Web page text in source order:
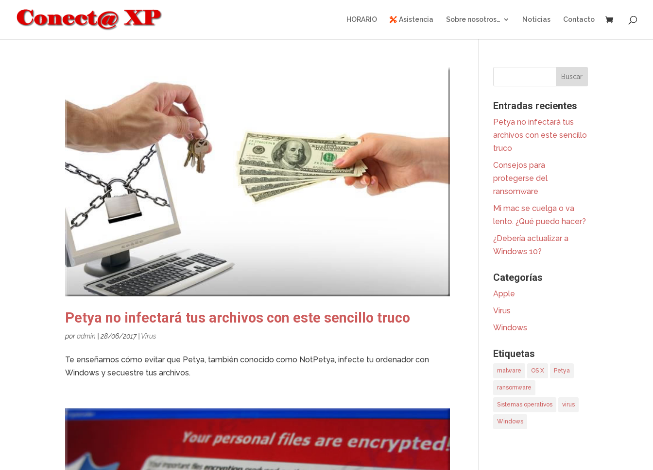
HORARIO Asistencia Sobre nosotros… Noticias Contacto
Petya no infectará tus archivos con este sencillo truco
poradmin |28/06/2017| Virus
Te enseñamos cómo evitar que Petya, también conocido como NotPetya, infecte tu ordenador con
Windows y secuestre tus archivos.
Entradas recientes
Petya no infectará tus
archivos con este sencillo
truco
Consejos para
protegerse del
ransomware
Mi mac se cuelga o va
lento. ¿Qué puedo hacer?
¿Debería actualizar a
Windows 10?
Categorías
Apple
Virus
Windows
Etiquetas
malware OS X Petya
ransomware
Sistemas operativos virus
Windows